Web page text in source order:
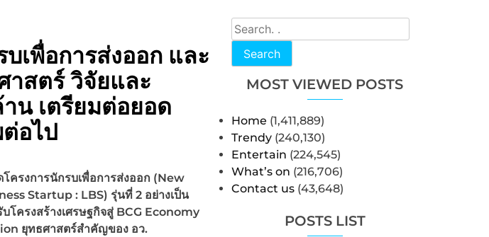
Search
MOST VIEWED POSTS
Home (1,411,889)
Trendy (240,130)
Entertain (224,545)
What’s on (216,706)
Contact us (43,648)
POSTS LIST
เพื่อการส่งออก และ
าสตร์ วิจัยและ
น เตรียมต่อยอด
อไป
ครงการนักรบเพื่อการส่งออก (New
Startup : LBS) รุ่นที่ 2 อย่างเป็น
ครงสร้างเศรษฐกิจสู่ BCG Economy
ยุทธศาสตร์สำคัญของ อว.